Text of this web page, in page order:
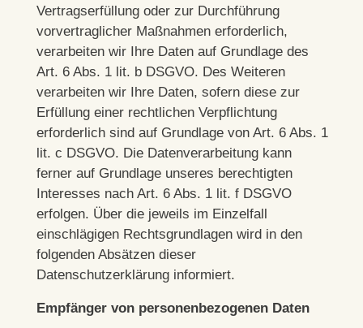
Vertragserfüllung oder zur Durchführung
vorvertraglicher Maßnahmen erforderlich,
verarbeiten wir Ihre Daten auf Grundlage des
Art. 6 Abs. 1 lit. b DSGVO. Des Weiteren
verarbeiten wir Ihre Daten, sofern diese zur
Erfüllung einer rechtlichen Verpflichtung
erforderlich sind auf Grundlage von Art. 6 Abs. 1
lit. c DSGVO. Die Datenverarbeitung kann
ferner auf Grundlage unseres berechtigten
Interesses nach Art. 6 Abs. 1 lit. f DSGVO
erfolgen. Über die jeweils im Einzelfall
einschlägigen Rechtsgrundlagen wird in den
folgenden Absätzen dieser
Datenschutzerklärung informiert.
Empfänger von personenbezogenen Daten